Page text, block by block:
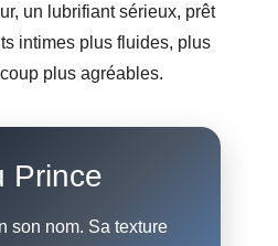
un lubrifiant sérieux, prêt
intimes plus fluides, plus
plus agréables.
Prince
son nom. Sa texture